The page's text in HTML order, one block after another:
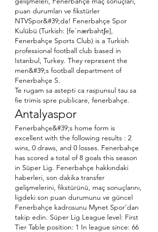
puan durumları ve fikstürler
NTVSpor&#39;da! Fenerbahçe Spor
Kulübü (Turkish: [feˈnæɾbahtʃe],
Fenerbahçe Sports Club) is a Turkish
professional football club based in
Istanbul, Turkey. They represent the
men&#39;s football department of
Fenerbahçe S.
Te rugam sa astepti ca raspunsul tau sa
fie trimis spre publicare, fenerbahçe.
Antalyaspor
Fenerbahçe&#39;s home form is
excellent with the following results : 2
wins, 0 draws, and 0 losses. Fenerbahçe
has scored a total of 8 goals this season
in Süper Lig. Fenerbahçe hakkındaki
haberleri, son dakika transfer
gelişmelerini, fikstürünü, maç sonuçlarını,
ligdeki son puan durumunu ve güncel
Fenerbahçe kadrosunu Mynet Spor’dan
takip edin. Süper Lig League level: First
Tier Table position: 1 In league since: 66